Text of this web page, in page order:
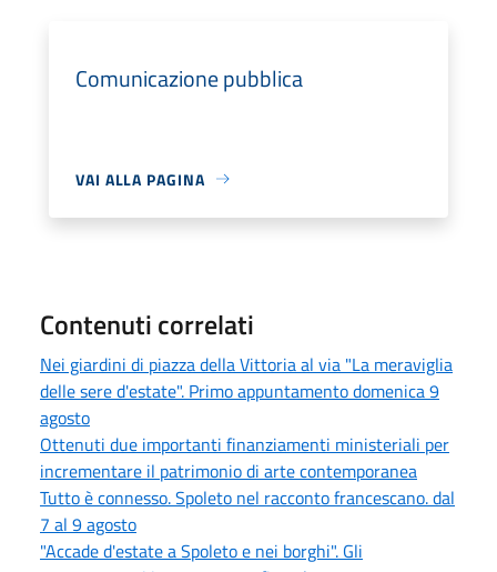
Comunicazione pubblica
VAI ALLA PAGINA
Contenuti correlati
Nei giardini di piazza della Vittoria al via "La meraviglia
delle sere d'estate". Primo appuntamento domenica 9
agosto
Ottenuti due importanti finanziamenti ministeriali per
incrementare il patrimonio di arte contemporanea
Tutto è connesso. Spoleto nel racconto francescano. dal
7 al 9 agosto
"Accade d'estate a Spoleto e nei borghi". Gli